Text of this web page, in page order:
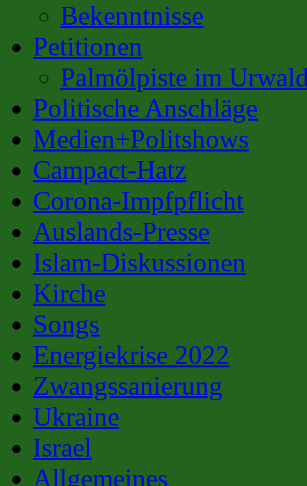
Bekenntnisse
Petitionen
Palmölpiste im
Politische Anschläge
Medien+Politshows
Campact-Hatz
Corona-Impfpflicht
Auslands-Presse
Islam-Diskussionen
Kirche
Songs
Energiekrise 2022
Zwangssanierung
Ukraine
Israel
Allgemeines